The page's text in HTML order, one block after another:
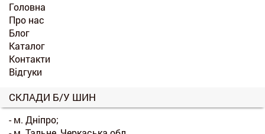
Головна
Про нас
Блог
Каталог
Контакти
Відгуки
СКЛАДИ Б/У ШИН
- м. Дніпро;